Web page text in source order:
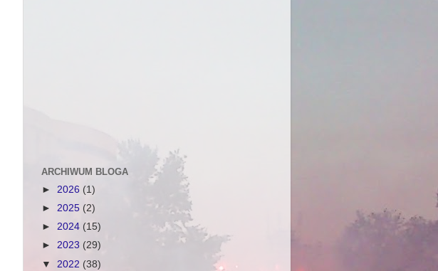
ARCHIWUM BLOGA
► 2026 (1)
► 2025 (2)
► 2024 (15)
► 2023 (29)
▼ 2022 (38)